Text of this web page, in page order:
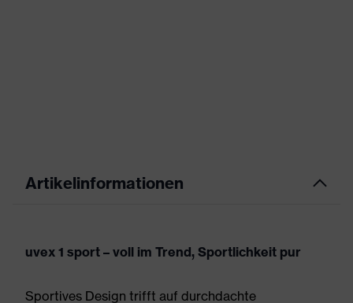
Artikelinformationen
uvex 1 sport – voll im Trend, Sportlichkeit pur
Sportives Design trifft auf durchdachte